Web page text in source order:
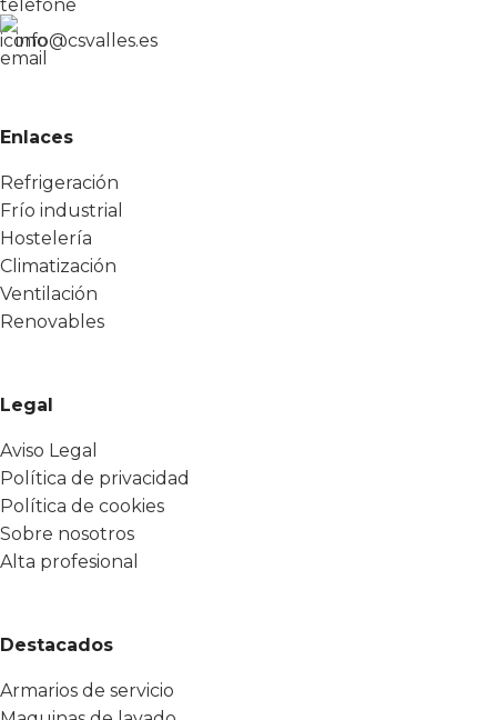
info@csvalles.es
Enlaces
Refrigeración
Frío industrial
Hostelería
Climatización
Ventilación
Renovables
Legal
Aviso Legal
Política de privacidad
Política de cookies
Sobre nosotros
Alta profesional
Destacados
Armarios de servicio